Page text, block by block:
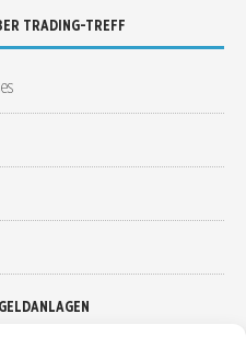
TRADING-TREFF